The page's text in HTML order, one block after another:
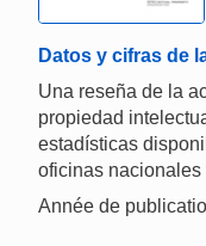
Datos y cifras de
Una reseña de la
propiedad
estadísticas
oficinas nacionales
Année de